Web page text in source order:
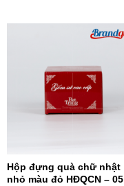
Hộp đựng quà chữ nhật
nhỏ màu đỏ HĐQCN – 05